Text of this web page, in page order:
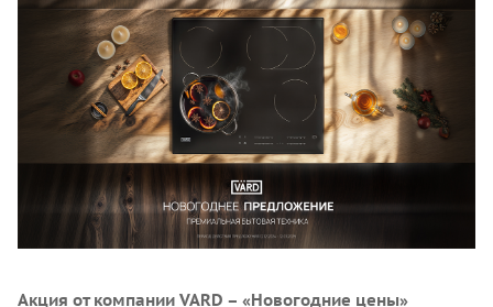
Акция от компании VARD – «Новогодние цены»